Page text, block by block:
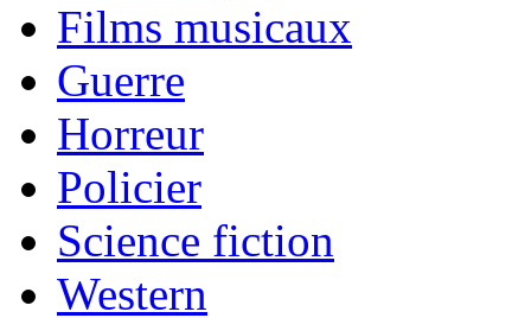
Films musicaux
Guerre
Horreur
Policier
Science fiction
Western